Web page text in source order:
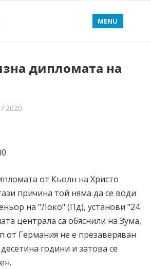
MENU
дипломата на
от Кьолн на Христо
причина той няма да се води
на "Локо" (Пд), установи "24
централа са обяснили на Зума,
от Германия не е презаверяван
години и затова се